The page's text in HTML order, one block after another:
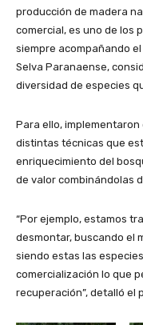
producción de madera
comercial, es uno de los
siempre acompañando
Selva Paranaense,
diversidad de especies
Para ello,
distintas técnicas que
enriquecimiento del
de valor combinándolas
“Por ejemplo, estamos
desmontar, buscando el
siendo estas las
comercialización lo que
recuperación”, detalló el